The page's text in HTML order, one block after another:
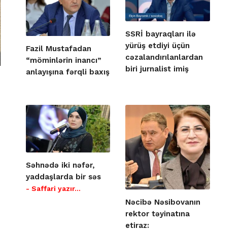
Fazil Mustafadan
“möminlərin inancı”
anlayışına fərqli baxış
SSRİ bayraqları ilə
yürüş etdiyi üçün
cəzalandırılanlardan
biri jurnalist imiş
Səhnədə iki nəfər,
yaddaşlarda bir səs
- Saffari yazır…
Nəcibə Nəsibovanın
rektor təyinatına
etiraz: